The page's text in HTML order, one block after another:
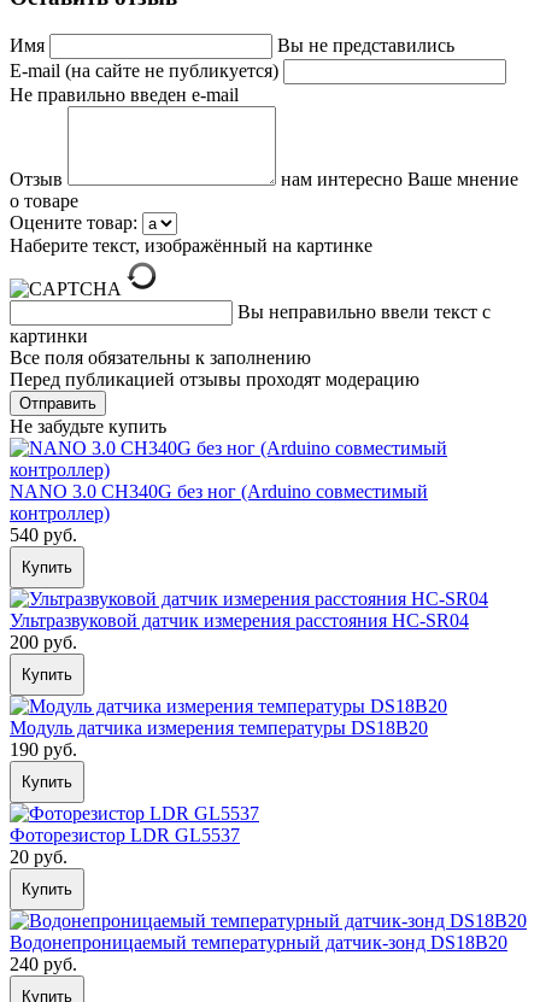
Имя
Вы не представились
E-mail (на сайте не публикуется)
Не правильно введен e-mail
Отзыв
нам интересно Ваше мнение
о товаре
Оцените товар:
Наберите текст, изображённый на картинке
Вы неправильно ввели текст с
картинки
Все поля обязательны к заполнению
Перед публикацией отзывы проходят модерацию
Не забудьте купить
NANO 3.0 CH340G без ног (Arduino совместимый
контроллер)
540 руб.
Купить
Ультразвуковой датчик измерения расстояния HC-SR04
200 руб.
Купить
Модуль датчика измерения температуры DS18B20
190 руб.
Купить
Фоторезистор LDR GL5537
20 руб.
Купить
Водонепроницаемый температурный датчик-зонд DS18B20
240 руб.
Купить